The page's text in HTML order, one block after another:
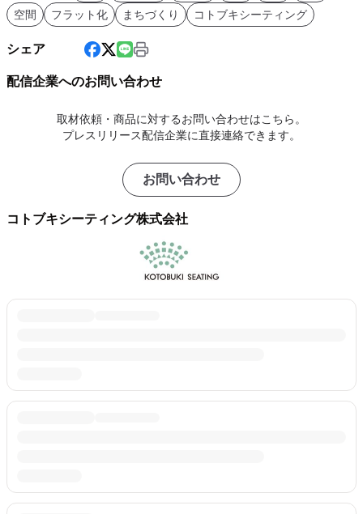
空間 フラット化 まちづくり コトブキシーティング
シェア
配信企業へのお問い合わせ
取材依頼・商品に対するお問い合わせはこちら。
プレスリリース配信企業に直接連絡できます。
お問い合わせ
コトブキシーティング株式会社